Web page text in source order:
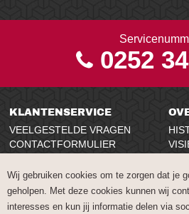
0252
KLANTENSERVICE
VEELGESTELDE VRAGEN
CONTACTFORMULIER
AANVRAGEN
CONTACT
Wij gebruiken cookies om te zorgen dat je
geholpen. Met deze cookies kunnen wij
interesses en kun jij informatie delen via